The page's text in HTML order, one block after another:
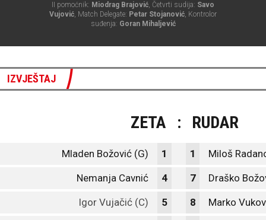
II pomoćnik: Miodrag Brajović, Četvrti sudija: Savo
Vujović, Match Delegate: Petar Stojanović, Kontrolor
suđenja: Goran Mihaljević
IZVJEŠTAJ
ZETA : RUDAR
Mladen Božović (G) 1 1 Miloš
Nemanja Cavnić 4 7 Draško
Igor Vujačić (C) 5 8 Marko